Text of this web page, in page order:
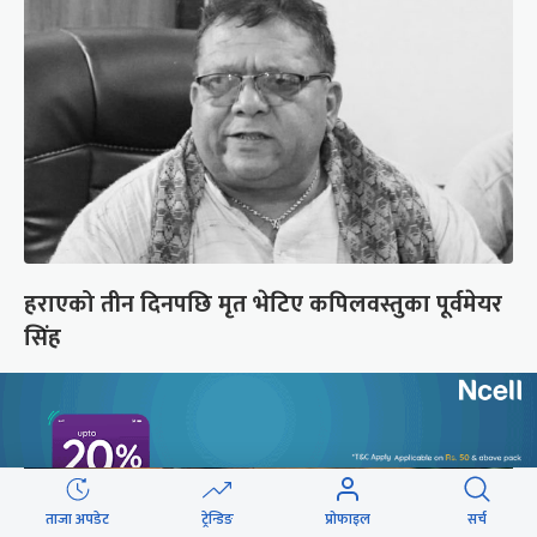
हराएको तीन दिनपछि मृत भेटिए कपिलवस्तुका पूर्वमेयर
सिंह
ताजा अपडेट ट्रेन्डिङ प्रोफाइल सर्च